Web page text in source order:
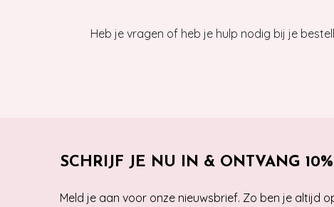
Heb je vragen of heb je hulp nodig bij je
SCHRIJF JE NU IN & ONTVANG
Meld je aan voor onze nieuwsbrief. Zo ben je altijd